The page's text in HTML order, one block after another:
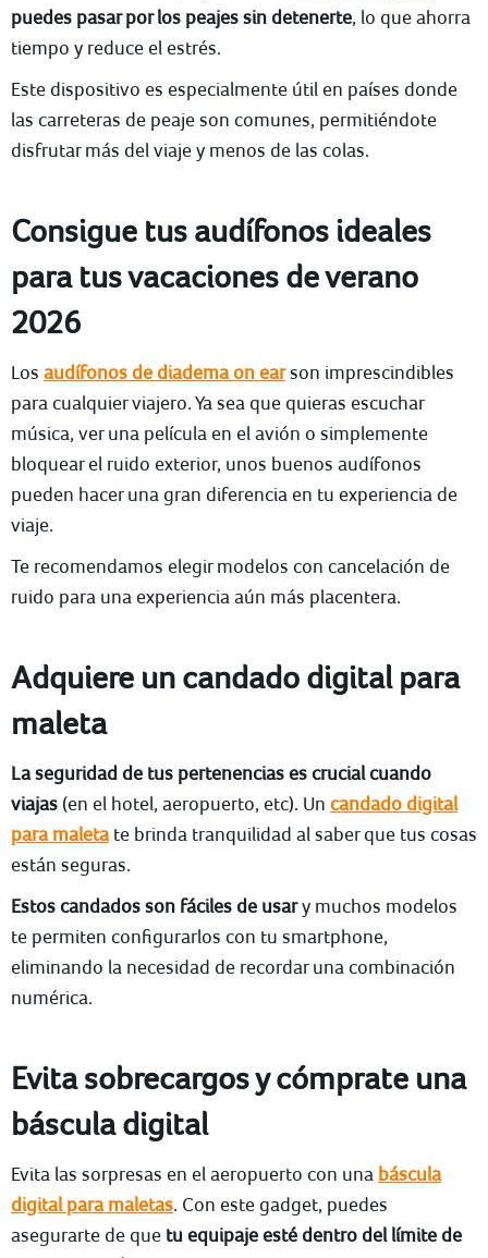
puedes pasar por los peajes sin detenerte, lo que ahorra
tiempo y reduce el estrés.
Este dispositivo es especialmente útil en países donde
las carreteras de peaje son comunes, permitiéndote
disfrutar más del viaje y menos de las colas.
Consigue tus audífonos ideales
para tus vacaciones de verano
2026
Los audífonos de diadema on earson imprescindibles
para cualquier viajero. Ya sea que quieras escuchar
música, ver una película en el avión o simplemente
bloquear el ruido exterior, unos buenos audífonos
pueden hacer una gran diferencia en tu experiencia de
viaje.
Te recomendamos elegir modelos con cancelación de
ruido para una experiencia aún más placentera.
Adquiere un candado digital para
maleta
La seguridad de tus pertenencias es crucial cuando
viajas (en el hotel, aeropuerto, etc). Un candado digital
para maletate brinda tranquilidad al saber que tus cosas
están seguras.
Estos candados son fáciles de usary muchos modelos
te permiten configurarlos con tu smartphone,
eliminando la necesidad de recordar una combinación
numérica.
Evita sobrecargos y cómprate una
báscula digital
Evita las sorpresas en el aeropuerto con una báscula
digital para maletas. Con este gadget, puedes
asegurarte de que tu equipaje esté dentro del límite de